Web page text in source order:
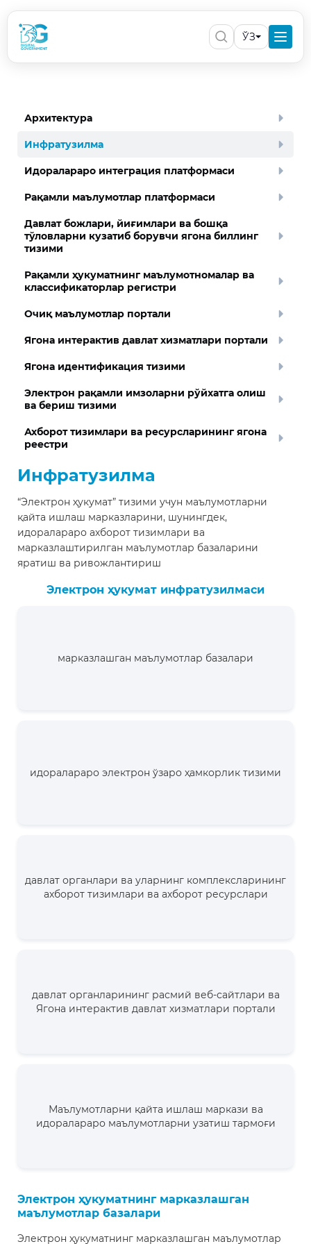
ЎЗ
Архитектура
Инфратузилма
Идоралараро интеграция платформаси
Рақамли маълумотлар платформаси
Давлат божлари, йиғимлари ва бошқа
тўловларни кузатиб борувчи ягона биллинг
тизими
Рақамли ҳукуматнинг маълумотномалар ва
классификаторлар регистри
Очиқ маълумотлар портали
Ягона интерактив давлат хизматлари портали
Ягона идентификация тизими
Электрон рақамли имзоларни рўйхатга олиш
ва бериш тизими
Ахборот тизимлари ва ресурсларининг ягона
реестри
Инфратузилма
“Электрон ҳукумат” тизими учун маълумотларни
қайта ишлаш марказларини, шунингдек,
идоралараро ахборот тизимлари ва
марказлаштирилган маълумотлар базаларини
яратиш ва ривожлантириш
Электрон ҳукумат инфратузилмаси
марказлашган маълумотлар базалари
идоралараро электрон ўзаро ҳамкорлик тизими
давлат органлари ва уларнинг комплексларининг
ахборот тизимлари ва ахборот ресурслари
давлат органларининг расмий веб-сайтлари ва
Ягона интерактив давлат хизматлари портали
Маълумотларни қайта ишлаш маркази ва
идоралараро маълумотларни узатиш тармоғи
Электрон ҳукуматнинг марказлашган
маълумотлар базалари
Электрон ҳукуматнинг марказлашган маълумотлар